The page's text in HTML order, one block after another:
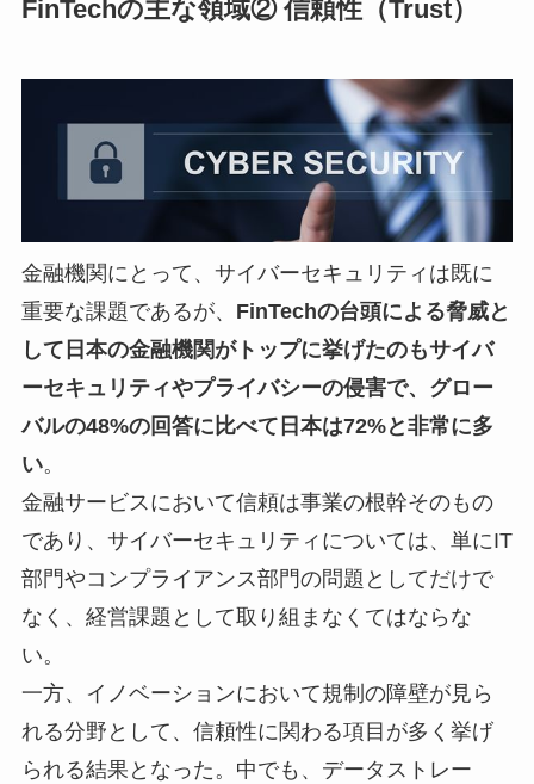
FinTechの主な領域② 信頼性（Trust）
金融機関にとって、サイバーセキュリティは既に
重要な課題であるが、 FinTechの台頭による脅威と
して日本の金融機関がトップに挙げたのもサイバ
ーセキュリティやプライバシーの侵害で、グロー
バルの48%の回答に比べて日本は72%と非常に多
い。
金融サービスにおいて信頼は事業の根幹そのもの
であり、サイバーセキュリティについては、単にIT
部門やコンプライアンス部門の問題としてだけで
なく、経営課題として取り組まなくてはならな
い。
一方、イノベーションにおいて規制の障壁が見ら
れる分野として、信頼性に関わる項目が多く挙げ
られる結果となった。中でも、データストレー